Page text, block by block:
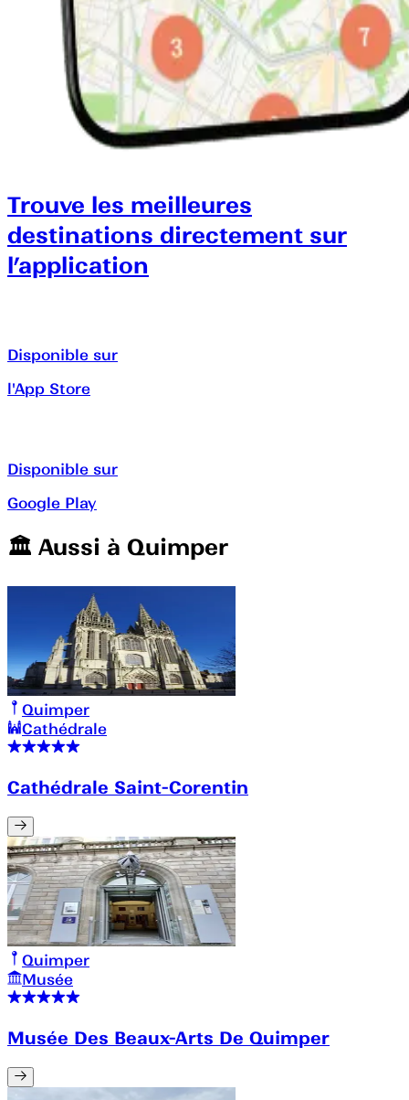
Trouve les meilleures
destinations directement sur
l’application
Disponible sur
l'App Store
Disponible sur
Google Play
🏛️️ Aussi à Quimper
Quimper
Cathédrale
Cathédrale Saint-Corentin
Quimper
Musée
Musée Des Beaux-Arts De Quimper